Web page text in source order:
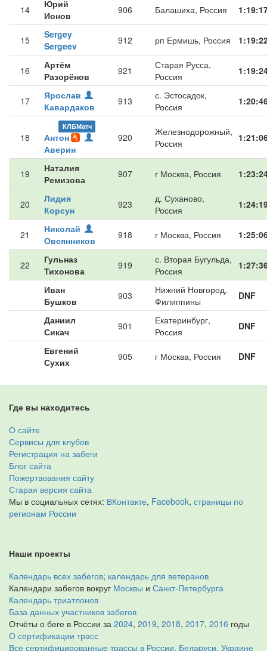
14
Юрий
Ионов
906 Балашиха, Россия
15
Sergey
Sergeev
912 рп Ермишь, Россия
16
Артём
Разорёнов
921
Старая Русса,
Россия
17
Ярослав
Кавардаков
913
с. Эстосадок,
Россия
18
КЛБМатч
Антон
Аверин
920
Железнодорожный,
Россия
19
Наталия
Ремизова
907 г Москва, Россия
20
Лидия
Корсун
923
д. Суханово,
Россия
21
Николай
Овсянников
918 г Москва, Россия
22
Гульназ
Тихонова
919
с. Вторая Бугульда,
Россия
Иван
Бушков
903
Нижний Новгород,
Филиппины
DNF
Даниил
Сикач
901
Екатеринбург,
Россия
DNF
Евгений
Сухих
905 г Москва, Россия DNF
Где вы находитесь
О сайте
Сервисы для клубов
Регистрация на забеги
Блог сайта
Пожертвования сайту
Старая версия сайта
Мы в социальных сетях: ВКонтакте, Facebook, страницы по
регионам России
Наши проекты
Календарь всех забегов; календарь для ветеранов
Календари забегов вокруг Москвы и Санкт-Петербурга
Календарь триатлонов
База данных участников забегов
Отчёты о беге в России за 2024, 2019, 2018, 2017, 2016 годы
О сертификации трасс
Все сертифицированные трассы в России, Беларуси, Украине